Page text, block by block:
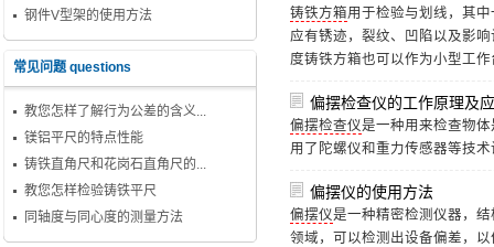
铸铁方箱用于检验与划线，其
应有锈迹，裂纹、凹陷以及影
度铸铁方箱也可以作为小型工
偏摆检查仪的工作原理及
偏摆检查仪是一种用来检查物
用了陀螺仪和重力传感器等技术
偏摆仪的使用方法
偏摆仪是一种精密检测仪器，
领域，可以检测出设备偏差，
钢件V型架的使用方法
常见问题 questions
教您怎样了解行为公差的含义...
镁铝平尺的特点性能
铸铁直角尺和花岗石直角尺的...
教您怎样检验铸铁平尺
同轴度与同心度的测量方法